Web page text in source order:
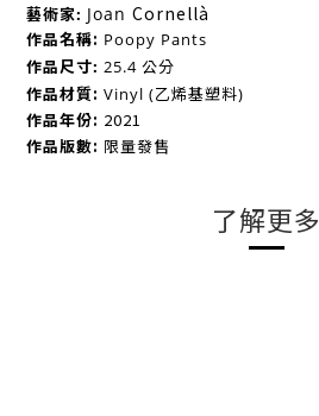
藝術家: Joan Cornellà
作品名稱: Poopy Pants
作品尺寸: 25.4 公分
作品材質: Vinyl (乙烯基塑料)
作品年份: 2021
作品版數: 限量發售
了解更多